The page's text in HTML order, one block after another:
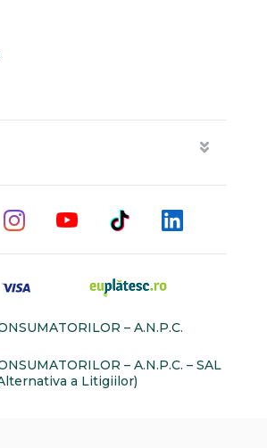
– A.N.P.C.
– A.N.P.C. – SAL
a Litigiilor)